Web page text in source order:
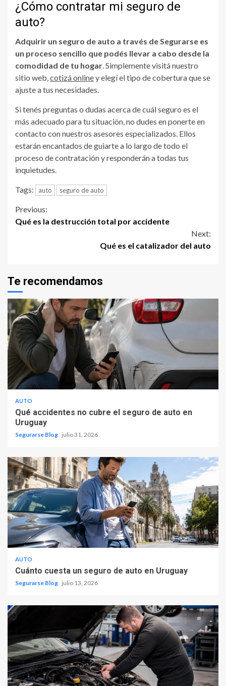
¿Cómo contratar mi seguro de
auto?
Adquirir un seguro de auto a través de Segurarse es
un proceso sencillo que podés llevar a cabo desde la
comodidad de tu hogar. Simplemente visitá nuestro
sitio web,cotizá onliney elegí el tipo de cobertura que se
ajuste a tus necesidades.
Si tenés preguntas o dudas acerca de cuál seguro es el
más adecuado para tu situación, no dudes en ponerte en
contacto con nuestros asesores especializados. Ellos
estarán encantados de guiarte a lo largo de todo el
proceso de contratación y responderán a todas tus
inquietudes.
Tags: auto seguro de auto
Continue
Previous:
Qué es la destrucción total por accidente
Next:
Qué es el catalizador del auto
Te recomendamos
AUTO
Qué accidentes no cubre el seguro de auto en
Uruguay
Segurarse Blog julio 31, 2026
AUTO
Cuánto cuesta un seguro de auto en Uruguay
Segurarse Blog julio 13, 2026